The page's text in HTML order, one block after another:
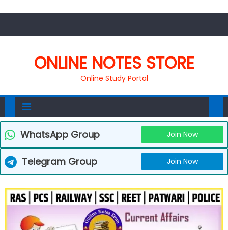
ONLINE NOTES STORE
Online Study Portal
WhatsApp Group Join Now
Telegram Group Join Now